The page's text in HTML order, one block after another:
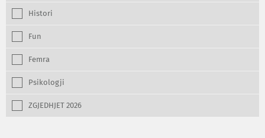
Histori
Fun
Femra
Psikologji
ZGJEDHJET 2026